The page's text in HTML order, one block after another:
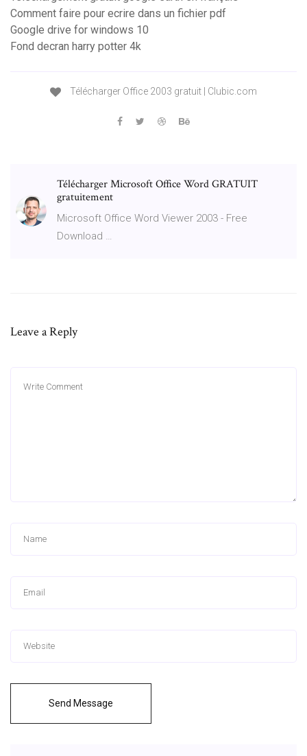
Comment faire pour ecrire dans un fichier pdf
Google drive for windows 10
Fond decran harry potter 4k
Télécharger Office 2003 gratuit | Clubic.com
Télécharger Microsoft Office Word GRATUIT
gratuitement
Microsoft Office Word Viewer 2003 - Free
Download …
Leave a Reply
Send Message